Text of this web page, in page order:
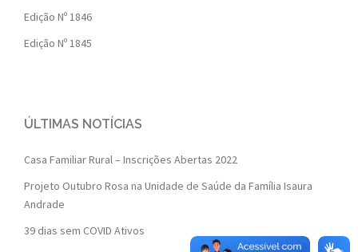
Edição Nº 1846
Edição Nº 1845
ÚLTIMAS NOTÍCIAS
Casa Familiar Rural – Inscrições Abertas 2022
Projeto Outubro Rosa na Unidade de Saúde da Família Isaura
Andrade
39 dias sem COVID Ativos